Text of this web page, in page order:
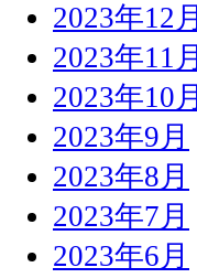
2023年12月
2023年11月
2023年10月
2023年9月
2023年8月
2023年7月
2023年6月